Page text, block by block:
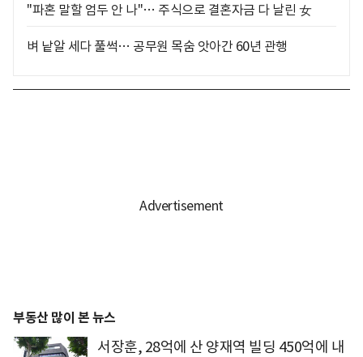
"파혼 말할 엄두 안 나"… 주식으로 결혼자금 다 날린 女
벼 낱알 세다 풀썩… 공무원 목숨 앗아간 60년 관행
부동산 많이 본 뉴스
서장훈, 28억에 산 양재역 빌딩 450억에 내